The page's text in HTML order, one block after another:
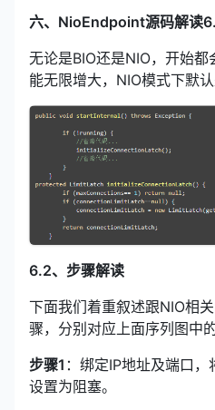
六、NioEndpoint源码解读
无论是BIO还是NIO，开始
能无限增大，NIO模式下默认
6.2、步骤解读
下面我们着重叙述跟NIO相
骤，分别对应上面序列图中的
步骤1 ：绑定IP地址及端口
设置为阻塞。